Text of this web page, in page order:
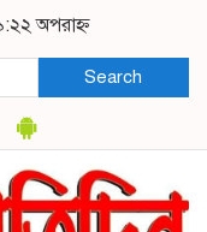
অপরাহ্ন
Search